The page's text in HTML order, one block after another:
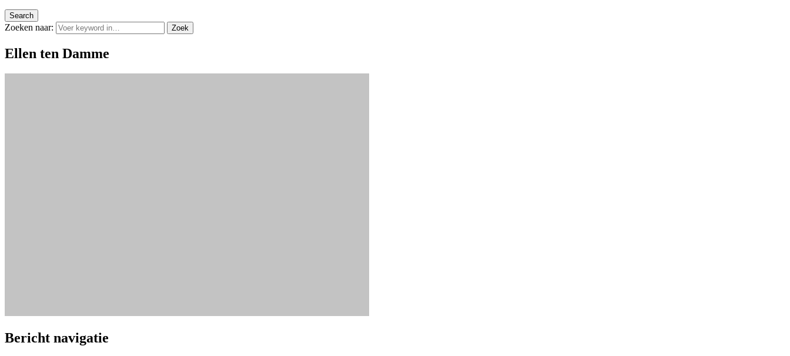
Search
Zoeken naar: Zoek
Ellen ten Damme
Bericht navigatie